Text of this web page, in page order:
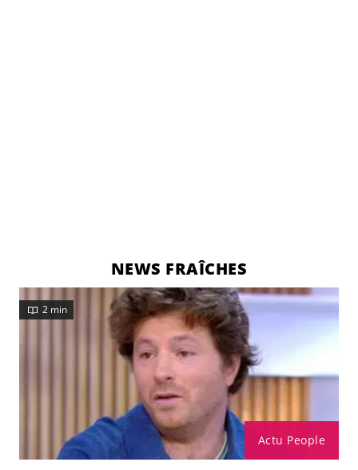
NEWS FRAÎCHES
Actu People
2 min